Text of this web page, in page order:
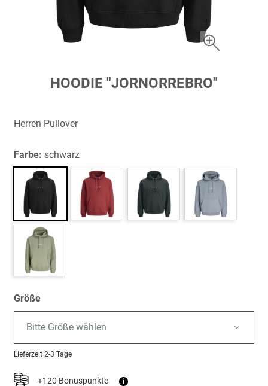
springen
HOODIE "JORNORREBRO"
Herren Pullover
Farbe: schwarz
Größe
Bitte Größe wählen
Lieferzeit 2-3 Tage
+120 Bonuspunkte i